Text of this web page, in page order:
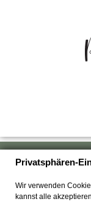
Über uns|Versand
Privatsphären-
Wir verwenden
kannst alle